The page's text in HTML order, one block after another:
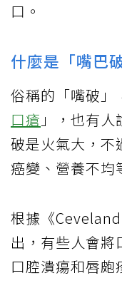
口。
什麼是「嘴巴
俗稱的「嘴破」
口瘡 」，也有
破是火氣大，不
癌變、營養不均
根據《
出，有些人會將
口腔潰瘍和唇